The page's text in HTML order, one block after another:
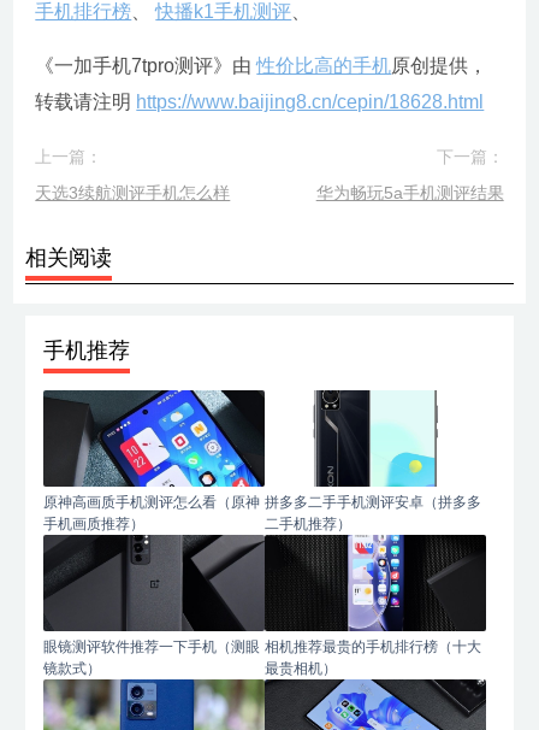
手机排行榜 、快播k1手机测评
《一加手机7tpro测评》由性价比高的手机原创提供，
转载请注明 https://www.baijing8.cn/cepin/18628.html
上一篇：
天选3续航测评手机怎么样
下一篇：
华为畅玩5a手机测评结果
相关阅读
手机推荐
原神高画质手机测评怎么看（原神
手机画质推荐）
拼多多二手手机测评安卓（拼多多
二手机推荐）
眼镜测评软件推荐一下手机（测眼
镜款式）
相机推荐最贵的手机排行榜（十大
最贵相机）